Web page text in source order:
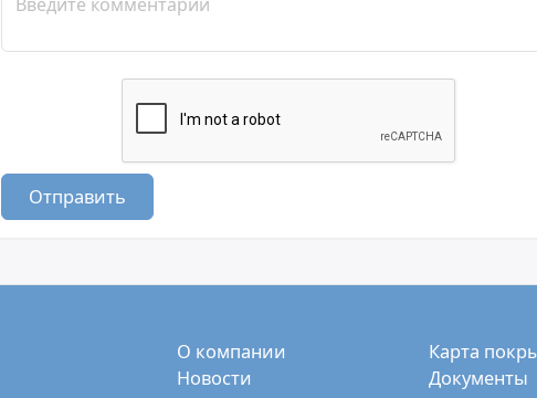
Отправить
О компании
Новости
Карта
Документы